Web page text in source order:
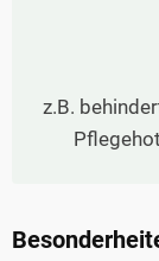
z.B.